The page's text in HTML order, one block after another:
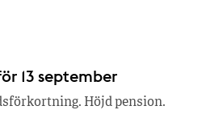
13 september
Höjd pension.